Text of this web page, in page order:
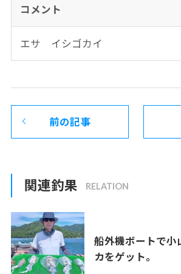
コメント
エサ イシゴカイ
前の記事
関連釣果
船外機ボートで小
カをゲット。